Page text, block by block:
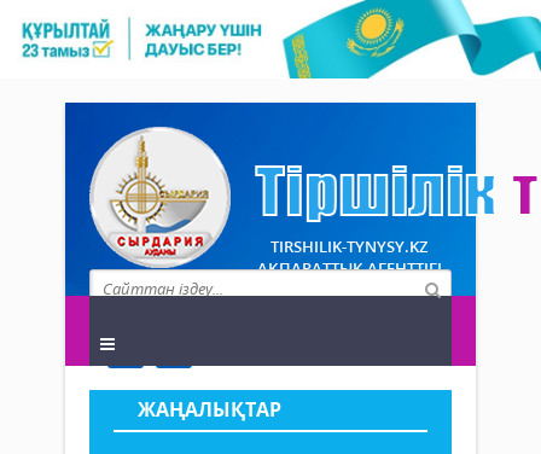
TIRSHILIK-TYNYSY.KZ
АҚПАРАТТЫҚ АГЕНТТІГІ
ЖАҢАЛЫҚТАР